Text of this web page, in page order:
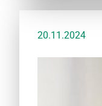
20.11.2024